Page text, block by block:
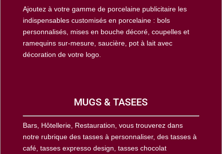
Ajoutez à votre gamme de porcelaine publicitaire les
indispensables customisés en porcelaine : bols
personnalisés, mises en bouche décoré, coupelles et
ramequins sur-mesure, saucière, pot à lait avec
décoration de votre logo.
MUGS & TASEES
Bars, Hôtellerie, Restauration, vous trouverez dans
notre rubrique des tasses à personnaliser, des tasses à
café, tasses expresso design, tasses chocolat